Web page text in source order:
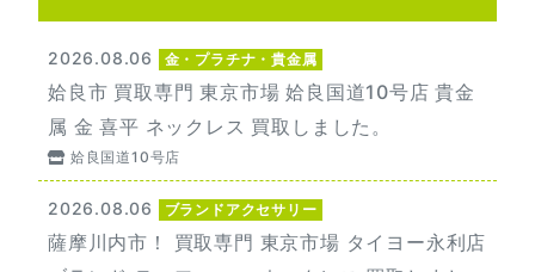
2026.08.06 金・プラチナ・貴金属
姶良市 買取専門 東京市場 姶良国道10号店 貴金
属 金 喜平 ネックレス 買取しました。
姶良国道10号店
2026.08.06 ブランドアクセサリー
薩摩川内市！ 買取専門 東京市場 タイヨー永利店